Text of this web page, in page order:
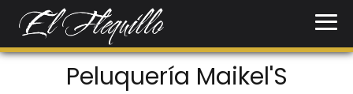
Peluquería Maikel'S